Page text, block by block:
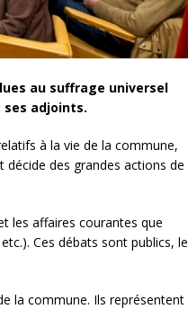
au suffrage universel
adjoints.
à la vie de la commune,
des grandes actions de
les affaires courantes que
Ces débats sont publics, le
la commune. Ils représentent